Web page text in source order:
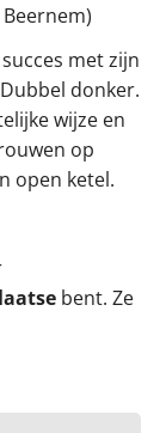
met zijn
donker.
wijze en
op
open ketel.
bent. Ze